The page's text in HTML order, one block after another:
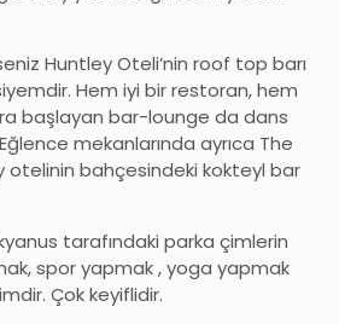
Huntley Oteli’nin roof top barı
Hem iyi bir restoran, hem
başlayan bar-lounge da dans
mekanlarında ayrıca The
otelinin bahçesindeki kokteyl bar
tarafındaki parka çimlerin
spor yapmak , yoga yapmak
Çok keyiflidir.